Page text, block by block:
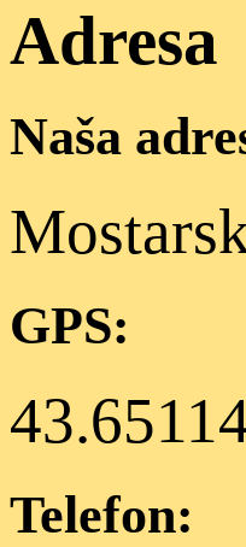
Adresa
Naša
GPS:
Telefon: